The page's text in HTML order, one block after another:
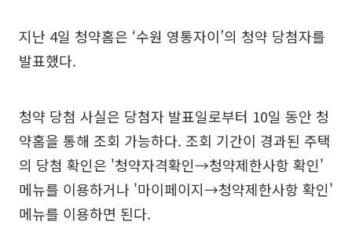
지난 4일 청약홈은 ‘수원 영통자이’의 청약 당첨자를
발표했다.
청약 당첨 사실은 당첨자 발표일로부터 10일 동안 청
약홈을 통해 조회 가능하다. 조회 기간이 경과된 주택
의 당첨 확인은 '청약자격확인→청약제한사항 확인'
메뉴를 이용하거나 '마이페이지→청약제한사항 확인'
메뉴를 이용하면 된다.